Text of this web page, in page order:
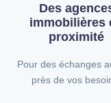
Des
immobilières
proximité
Pour des échanges
près de vos